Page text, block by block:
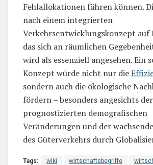
Fehlallokationen führen können.
nach einem integrierten
Verkehrsentwicklungskonzept auf
das sich an räumlichen
wird als essenziell angesehen. Ein
Konzept würde nicht nur die
sondern auch die ökologische
fördern – besonders angesichts der
prognostizierten demografischen
Veränderungen und der
des Güterverkehrs durch
Tags: wiki wirtschaftsbegriffe